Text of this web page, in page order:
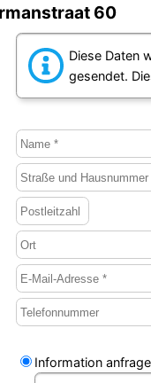
60
Diese Daten
gesendet.
Information anfrage